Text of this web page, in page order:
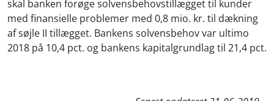
skal banken forøge solvensbehovstillægget til kunder
med finansielle problemer med 0,8 mio. kr. til dækning
af søjle II tillægget. Bankens solvensbehov var ultimo
2018 på 10,4 pct. og bankens kapitalgrundlag til 21,4 pct.